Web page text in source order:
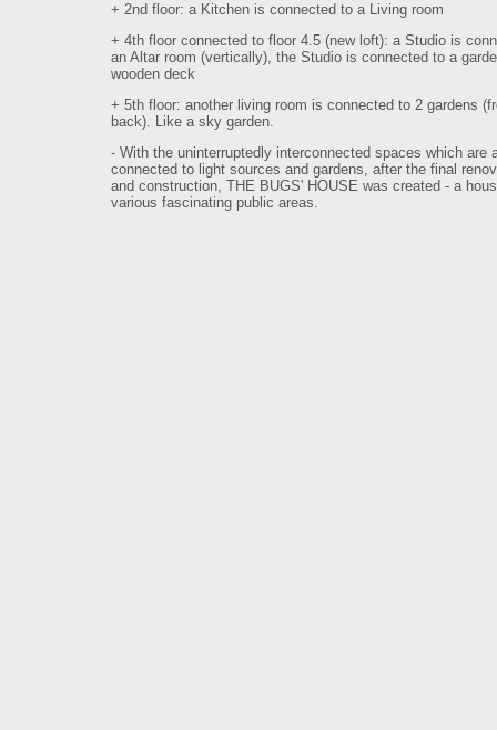
+ 2nd floor: a Kitchen is connected to a Living room
+ 4th floor connected to floor 4.5 (new loft): a Studio is
an Altar room (vertically), the Studio is connected to a
wooden deck
+ 5th floor: another living room is connected to 2 gardens
back). Like a sky garden.
- With the uninterruptedly interconnected spaces which are
connected to light sources and gardens, after the final
and construction, THE BUGS' HOUSE was created - a
various fascinating public areas.